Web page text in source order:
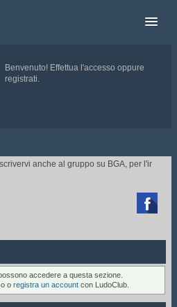
Benvenuto! Effettua l'accesso oppure
registrati.
anche al gruppo su BGA, per l'invito

accedere a questa sezione.
o registra un accountcon LudoClub.